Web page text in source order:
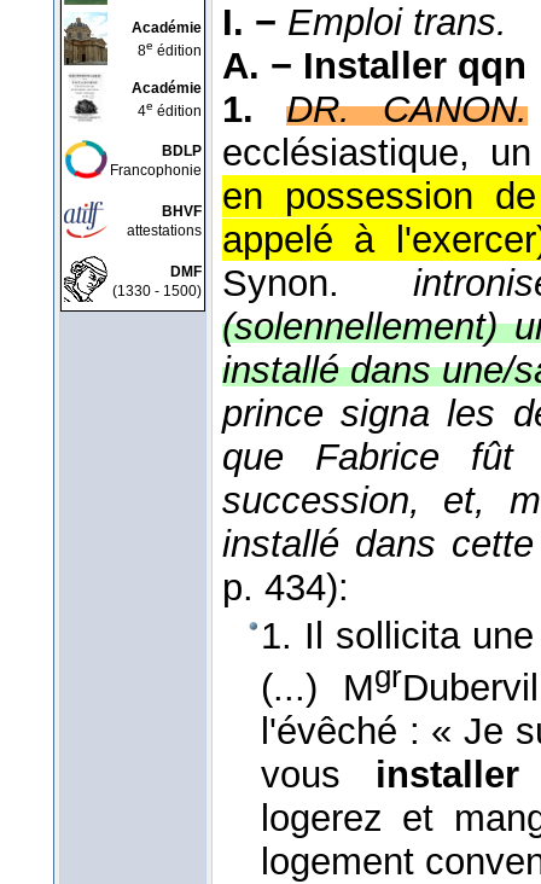
Académie
8e édition
Académie
4e édition
BDLP
Francophonie
BHVF
attestations
DMF
(1330 - 1500)
I. − Emploi trans.
A. − Installer qqn
1.
DR. CANON.
ecclésiastique,
en possession
appelé à
Synon.
(solennellement)
installé dans une/
prince signa les
que Fabrice fût
succession, et,
installé dans
p. 434):
1. Il sollicita
(...) Mgr
l'évêché : « Je
vous
logerez et
logement